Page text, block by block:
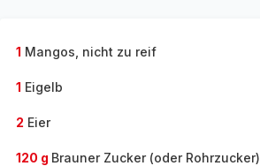
1 Mangos, nicht zu reif
1 Eigelb
2 Eier
120 g Brauner Zucker (oder Rohrzucker)